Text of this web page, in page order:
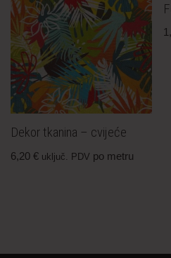
Dekor tkanina – cvijeće
6,20 € uključ. PDV po metru